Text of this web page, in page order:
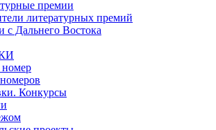
премии
литературных премий
с Дальнего Востока
Конкурсы